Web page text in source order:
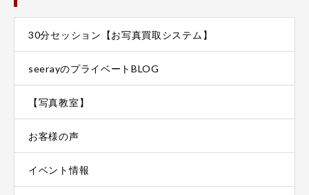
30分セッション【お写真買取システム】
seerayのプライベートBLOG
【写真教室】
お客様の声
イベント情報